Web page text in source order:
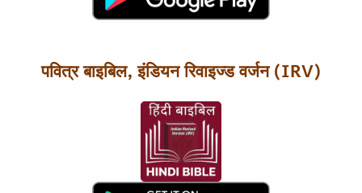
पवित्र बाइबिल, इंडियन रिवाइज्ड वर्जन (IRV)